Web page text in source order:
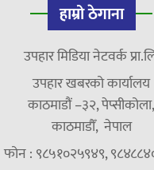
हाम्रो ठेगाना
उपहार मिडिया नेटवर्क
उपहार खबरको कार्यालय
काठमाडौं –३२, पेप्सीकोला,
काठमाडौँ, नेपाल
फोन : ९८५१०२५९४९,